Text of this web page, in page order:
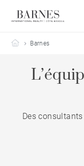
Barnes Côte Basque
Barnes
Des